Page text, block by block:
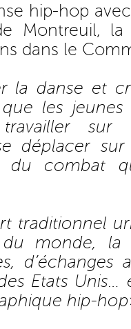
hip-hop
Montreuil,
dans le
la danse et
que les
sur
déplacer
du combat
traditionnel
monde, la
d’échanges
Etats
hip-hop